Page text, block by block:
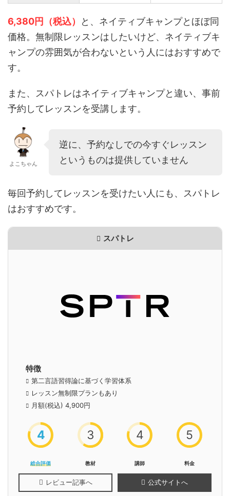
6,380円（税込）
と、ネイティブキャンプとほぼ同
価格。無制限レッスンはしたいけど、ネイティブキ
ャンプの雰囲気が合わないという人にはおすすめで
す。
また、スパトレはネイティブキャンプと違い、事前
予約してレッスンを受講します。
よこちゃん
逆に、予約なしでの今すぐレッスン
というものは提供していません
毎回予約してレッスンを受けたい人にも、スパトレ
はおすすめです。
スパトレ
特徴
第二言語習得論に基づく学習体系
レッスン無制限プランもあり
月額(税込) 4,900円
4
総合評価
3
教材
4
講師
5
料金
レビュー記事へ 公式サイトへ